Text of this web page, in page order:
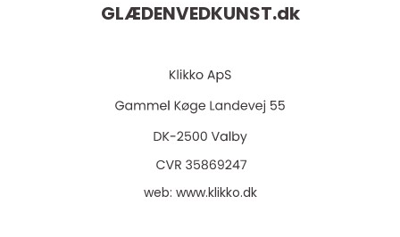
GLÆDENVEDKUNST.dk
web: www.klikko.dk